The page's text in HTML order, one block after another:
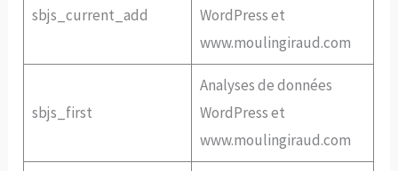
sbjs_current_add
WordPress et
www.moulingiraud.com
sbjs_first
Analyses de données
WordPress et
www.moulingiraud.com